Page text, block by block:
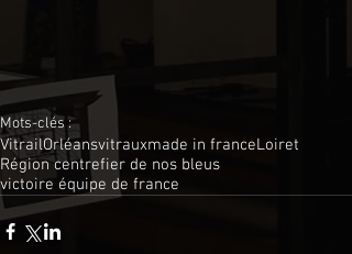
Mots-clés :
VitrailOrléansvitrauxmade in franceLoiret
Région centrefier de nos bleus
victoire équipe de france